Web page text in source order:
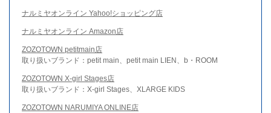
ナルミヤオンライン Yahoo!ショッピング店
ナルミヤオンライン Amazon店
ZOZOTOWN petitmain店
取り扱いブランド：petit main、petit main LIEN、b・ROOM
ZOZOTOWN X-girl Stages店
取り扱いブランド：X-girl Stages、XLARGE KIDS
ZOZOTOWN NARUMIYA ONLINE店